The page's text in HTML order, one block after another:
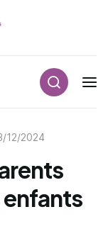
principale
12/2024
enfants